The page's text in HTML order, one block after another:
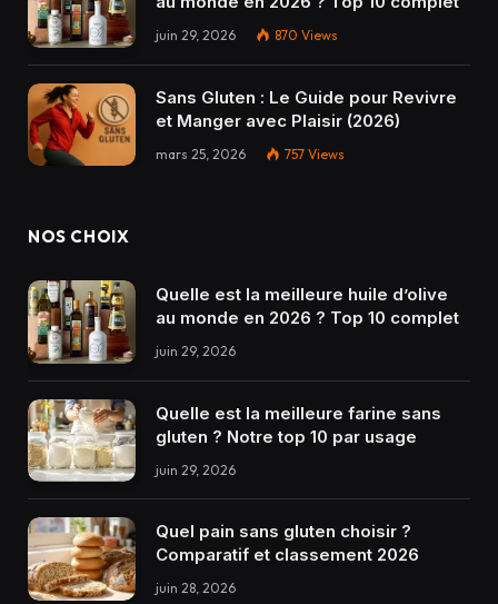
juin 29, 2026 870 Views
Sans Gluten : Le Guide pour Revivre
et Manger avec Plaisir (2026)
mars 25, 2026 757 Views
NOS CHOIX
Quelle est la meilleure huile d’olive
au monde en 2026 ? Top 10 complet
juin 29, 2026
Quelle est la meilleure farine sans
gluten ? Notre top 10 par usage
juin 29, 2026
Quel pain sans gluten choisir ?
Comparatif et classement 2026
juin 28, 2026